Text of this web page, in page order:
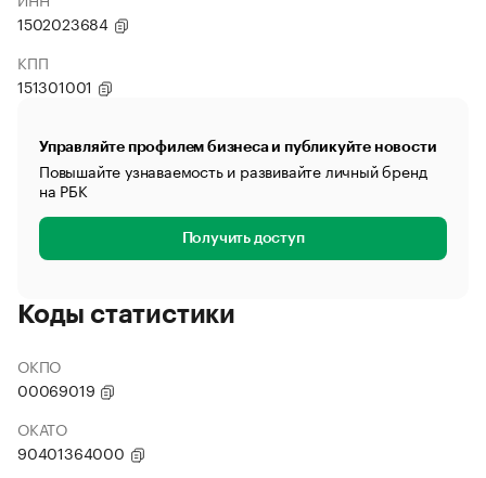
1502023684
КПП
151301001
Управляйте профилем бизнеса и публикуйте новости
Повышайте узнаваемость и развивайте личный бренд
на РБК
Получить доступ
Коды статистики
ОКПО
00069019
ОКАТО
90401364000